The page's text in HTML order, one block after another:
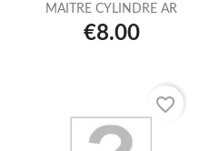
MAITRE CYLINDRE AR
€8.00
favorite_border